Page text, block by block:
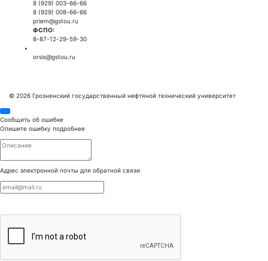
8 (929) 003-66-66
8 (929) 008-66-66
priem@gstou.ru
ФСПО:
8-87-12-29-59-30
orsis@gstou.ru
© 2026 Грозненский государственный нефтяной технический университет
Сообщить об ошибке
Опишите ошибку подробнее
Адрес электронной почты для обратной связи